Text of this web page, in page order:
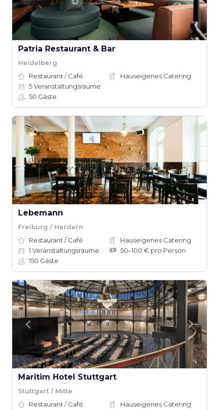
Patria Restaurant & Bar
Heidelberg
Restaurant / Café
Hauseigenes Catering
5Veranstaltungsräume
50 Gäste
Lebemann
Freiburg / Herdern
Restaurant / Café
Hauseigenes Catering
1 Veranstaltungsräume
50–100 € pro Person
150 Gäste
Maritim Hotel Stuttgart
Stuttgart / Mitte
Restaurant / Café
Hauseigenes Catering